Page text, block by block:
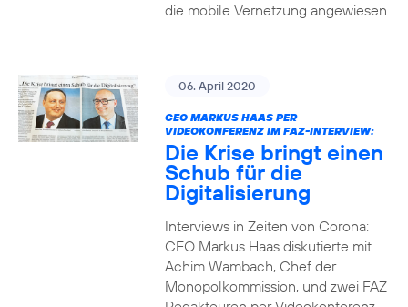
die mobile Vernetzung angewiesen.
06. April 2020
CEO MARKUS HAAS PER
VIDEOKONFERENZ IM FAZ-INTERVIEW:
Die Krise bringt einen
Schub für die
Digitalisierung
Interviews in Zeiten von Corona:
CEO Markus Haas diskutierte mit
Achim Wambach, Chef der
Monopolkommission, und zwei FAZ